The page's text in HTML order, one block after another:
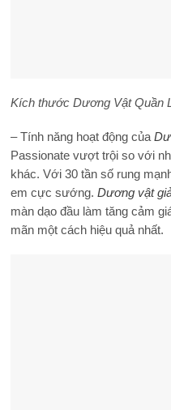
Kích thước Dương Vật Quần
– Tính năng hoạt động của
Passionate vượt trội so với
khác. Với 30 tần số rung
em cực sướng. Dương vật
màn dạo đầu làm tăng cảm
mãn một cách hiệu quả nhất.